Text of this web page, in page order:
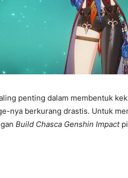
penting dalam membentuk
nya berkurang drastis. Untuk
Build Chasca Genshin Impact